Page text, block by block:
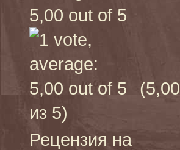
(5,00
из 5)
Рецензия на